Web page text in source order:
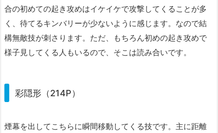
合の初めての起き攻めはイケイケで攻撃してくることが多
く、待てるキンバリーが少ないように感じます。なので結
構無敵技が刺さります。ただ、もちろん初めの起き攻めで
様子見してくる人もいるので、そこは読み合いです。
彩隠形（214P）
煙幕を出してこちらに瞬間移動してくる技です。主に距離